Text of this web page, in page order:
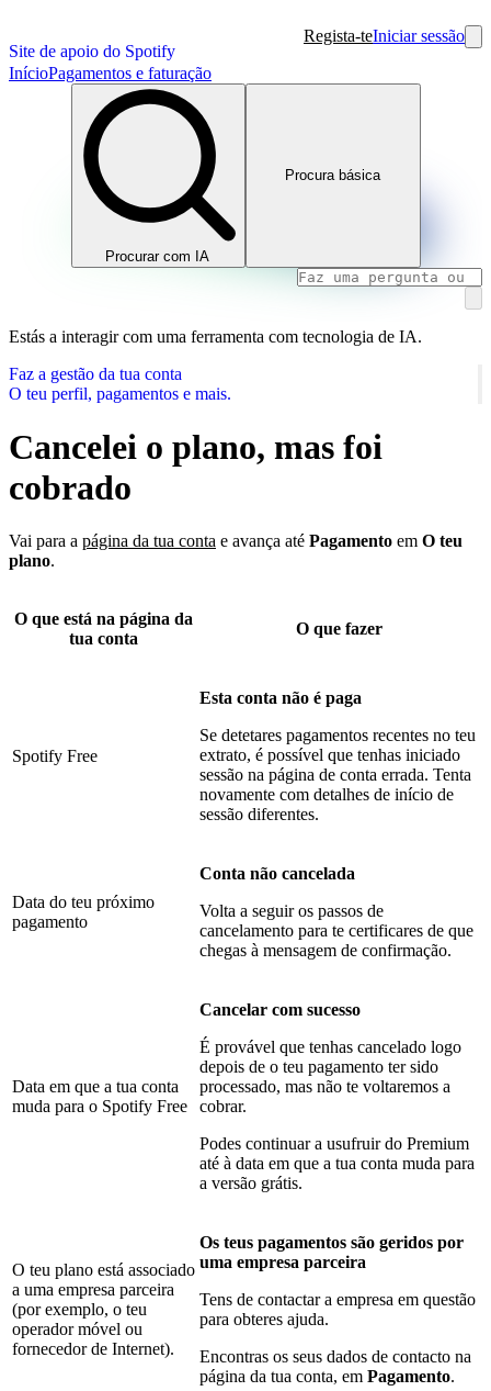
Site de apoio do Spotify
Regista-teIniciar sessão
InícioPagamentos e faturação
Procurar com IA
Procura básica
Estás a interagir com uma ferramenta com tecnologia de IA.
Faz a gestão da tua conta
O teu perfil, pagamentos e mais.
Cancelei o plano, mas foi
cobrado
Vai para a página da tua conta e avança até Pagamento em O teu
plano.
O que está na página da
tua conta
O que fazer
Spotify Free
Esta conta não é paga
Se detetares pagamentos recentes no teu
extrato, é possível que tenhas iniciado
sessão na página de conta errada. Tenta
novamente com detalhes de início de
sessão diferentes.
Data do teu próximo
pagamento
Conta não cancelada
Volta a seguir os passos de
cancelamento para te certificares de que
chegas à mensagem de confirmação.
Data em que a tua conta
muda para o Spotify Free
Cancelar com sucesso
É provável que tenhas cancelado logo
depois de o teu pagamento ter sido
processado, mas não te voltaremos a
cobrar.
Podes continuar a usufruir do Premium
até à data em que a tua conta muda para
a versão grátis.
O teu plano está associado
a uma empresa parceira
(por exemplo, o teu
operador móvel ou
fornecedor de Internet).
Os teus pagamentos são geridos por
uma empresa parceira
Tens de contactar a empresa em questão
para obteres ajuda.
Encontras os seus dados de contacto na
página da tua conta, em Pagamento.